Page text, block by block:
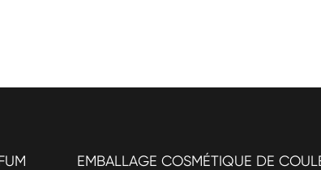
EMBALLAGE COSMÉTIQUE DE